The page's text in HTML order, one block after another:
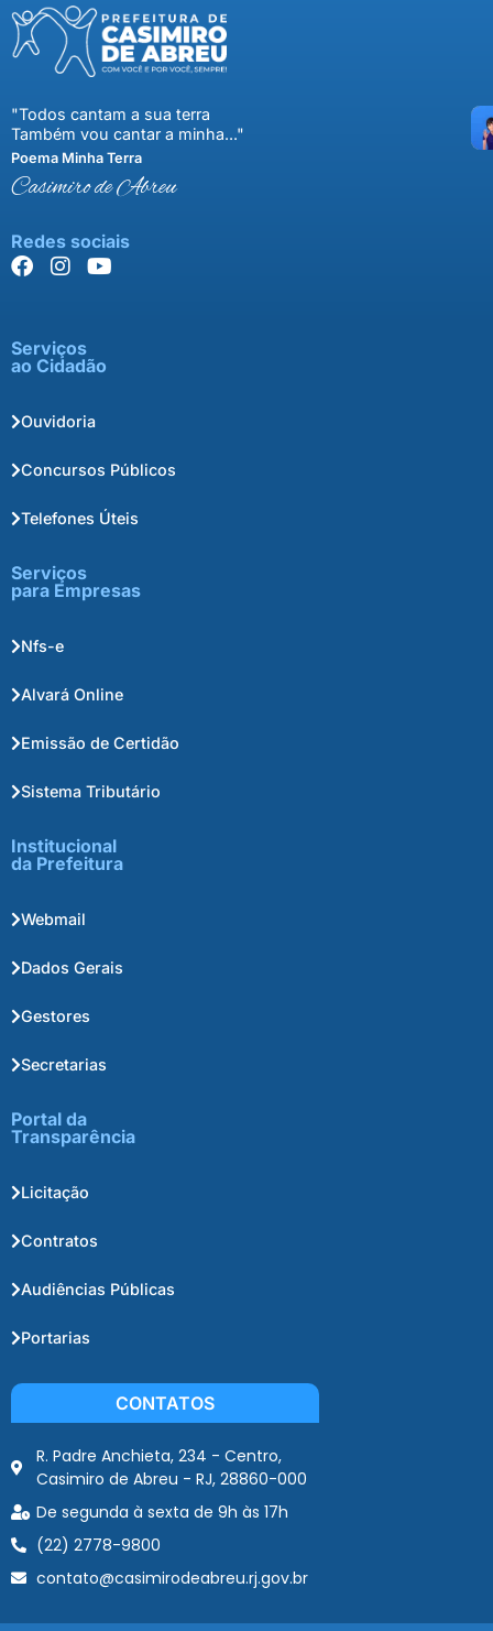
"Todos cantam a sua terra
Também vou cantar a minha..."
Poema Minha Terra
Casimiro de Abreu
Redes sociais
Serviços
ao Cidadão
Ouvidoria
Concursos Públicos
Telefones Úteis
Serviços
para Empresas
Nfs-e
Alvará Online
Emissão de Certidão
Sistema Tributário
Institucional
da Prefeitura
Webmail
Dados Gerais
Gestores
Secretarias
Portal da
Transparência
Licitação
Contratos
Audiências Públicas
Portarias
CONTATOS
R. Padre Anchieta, 234 - Centro,
Casimiro de Abreu - RJ, 28860-000
De segunda à sexta de 9h às 17h
(22) 2778-9800
contato@casimirodeabreu.rj.gov.br